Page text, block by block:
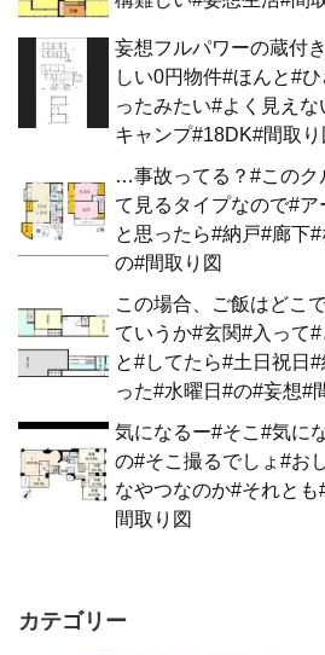
妄想フルパワーの蔵付
しい0円物件#ほんと#
ったみたい#よく見え
キャンプ#18DK#間取り
…事故ってる？#このク
て見るタイプなので#
と思ったら#納戸#廊下
の#間取り図
この場合、ご飯はどこ
ていうか#玄関#入って
と#してたら#土日祝日
った#水曜日#の#妄想#
気になるー#そこ#気に
の#そこ撮るでしょ#お
なやつなのか#それと
間取り図
カテゴリー